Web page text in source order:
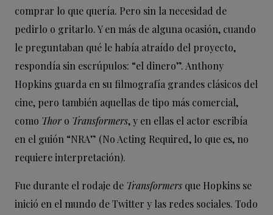
comprar lo que quería. Pero sin la necesidad de
pedirlo o gritarlo. Y en más de alguna ocasión, cuando
le preguntaban qué le había atraído del proyecto,
respondía sin escrúpulos: “el dinero”. Anthony
Hopkins guarda en su filmografía grandes clásicos del
cine, pero también aquellas de tipo más comercial,
como Thor o Transformers, y en ellas el actor escribía
en el guión “NRA” (No Acting Required, lo que es, no
requiere interpretación).
Fue durante el rodaje de Transformers que Hopkins se
inició en el mundo de Twitter y las redes sociales. Todo